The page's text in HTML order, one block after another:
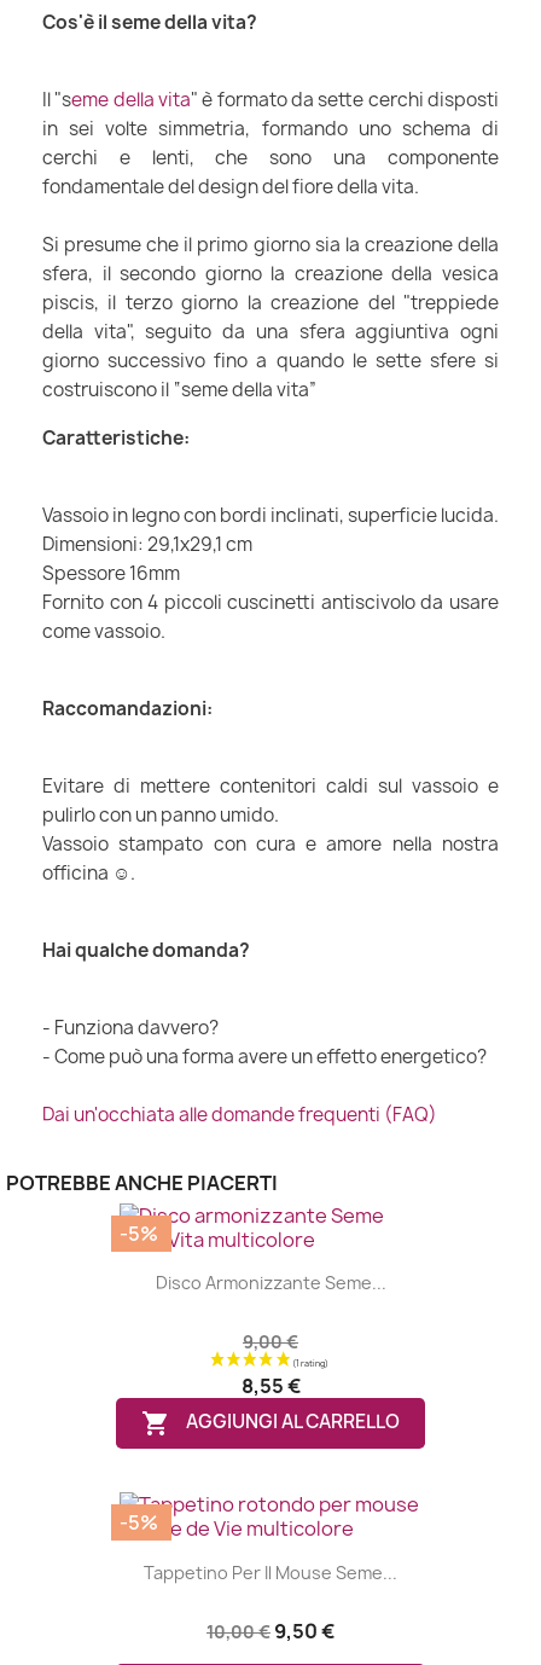
Cos'è il seme della vita?
Il "seme della vita" è formato da sette cerchi disposti
in sei volte simmetria, formando uno schema di
cerchi e lenti, che sono una componente
fondamentale del design del fiore della vita.
Si presume che il primo giorno sia la creazione della
sfera, il secondo giorno la creazione della vesica
piscis, il terzo giorno la creazione del "treppiede
della vita", seguito da una sfera aggiuntiva ogni
giorno successivo fino a quando le sette sfere si
costruiscono il “seme della vita”
Caratteristiche:
Vassoio in legno con bordi inclinati, superficie lucida.
Dimensioni: 29,1x29,1 cm
Spessore 16mm
Fornito con 4 piccoli cuscinetti antiscivolo da usare
come vassoio.
Raccomandazioni:
Evitare di mettere contenitori caldi sul vassoio e
pulirlo con un panno umido.
Vassoio stampato con cura e amore nella nostra
officina ☺.
Hai qualche domanda?
- Funziona davvero?
- Come può una forma avere un effetto energetico?
Dai un'occhiata alle domande frequenti (FAQ)
POTREBBE ANCHE PIACERTI
Disco Armonizzante Seme...
9,00 €
8,55 €
 AGGIUNGI AL CARRELLO
-5%
Tappetino Per Il Mouse Seme...
10,00 € 9,50 €
-5%